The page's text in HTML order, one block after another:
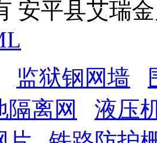
安平县艾瑞
监狱钢网墙
隔离网
液压